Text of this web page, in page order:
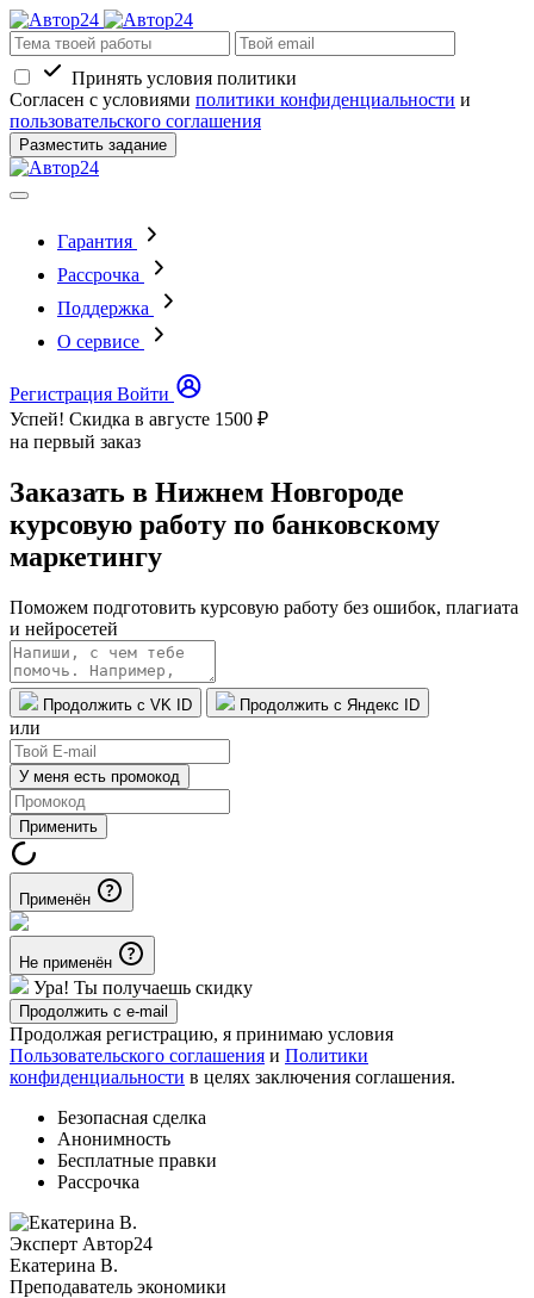
Принять условия политики
Согласен с условиями политики конфиденциальности и
пользовательского соглашения
Разместить задание
Гарантия
Рассрочка
Поддержка
О сервисе
Регистрация Войти
Успей! Скидка в августе 1500 ₽
на первый заказ
Заказать в Нижнем Новгороде
курсовую работу по банковскому
маркетингу
Поможем подготовить курсовую работу без ошибок, плагиата
и нейросетей
Продолжить с VK ID Продолжить с Яндекс ID
или
У меня есть промокод
Применить
Применён
Не применён
Ура! Ты получаешь скидку
Продолжить с e-mail
Продолжая регистрацию, я принимаю условия
Пользовательского соглашения и Политики
конфиденциальности в целях заключения соглашения.
Безопасная сделка
Анонимность
Бесплатные правки
Рассрочка
Эксперт Автор24
Екатерина B.
Преподаватель экономики